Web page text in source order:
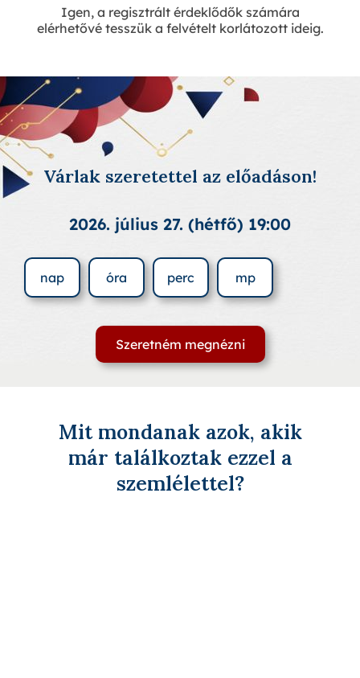
Igen, a regisztrált érdeklődők számára
elérhetővé tesszük a felvételt korlátozott ideig.
Várlak szeretettel az előadáson!
2026. július 27. (hétfő) 19:00
nap óra perc mp
Szeretném megnézni
Mit mondanak azok, akik
már találkoztak ezzel a
szemlélettel?